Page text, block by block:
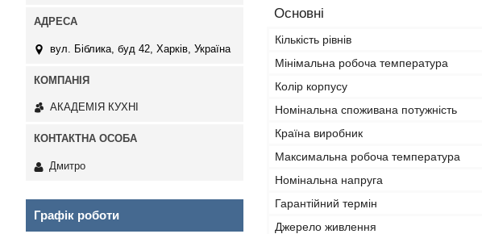
Основні
Кількість рівнів
Мінімальна робоча температура
Колір корпусу
Номінальна споживана потужність
Країна виробник
Максимальна робоча температура
Номінальна напруга
Гарантійний термін
Джерело живлення
вул. Біблика, буд 42, Харків, Україна
АКАДЕМІЯ КУХНІ
Дмитро
Графік роботи